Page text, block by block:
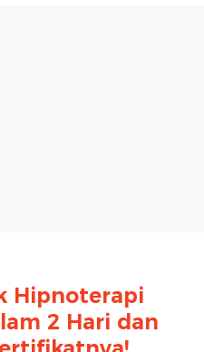
Hipnoterapi
2 Hari dan